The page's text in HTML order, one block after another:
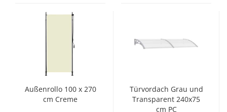
Außenrollo 100 x 270
cm Creme
Türvordach Grau und
Transparent 240x75
cm PC